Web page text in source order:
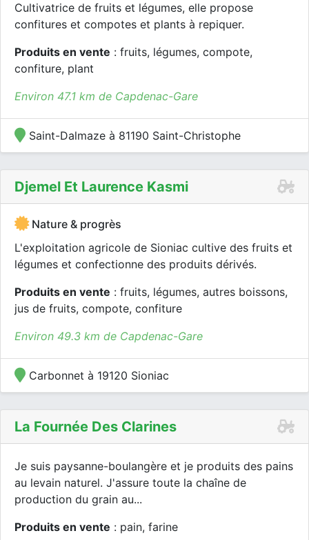
Cultivatrice de fruits et légumes, elle propose
confitures et compotes et plants à repiquer.
Produits en vente : fruits, légumes, compote,
confiture, plant
Environ 47.1 km de Capdenac-Gare
Saint-Dalmaze à 81190 Saint-Christophe
Djemel Et Laurence Kasmi
Nature & progrès
L'exploitation agricole de Sioniac cultive des fruits et
légumes et confectionne des produits dérivés.
Produits en vente : fruits, légumes, autres boissons,
jus de fruits, compote, confiture
Environ 49.3 km de Capdenac-Gare
Carbonnet à 19120 Sioniac
La Fournée Des Clarines
Je suis paysanne-boulangère et je produits des pains
au levain naturel. J'assure toute la chaîne de
production du grain au...
Produits en vente : pain, farine